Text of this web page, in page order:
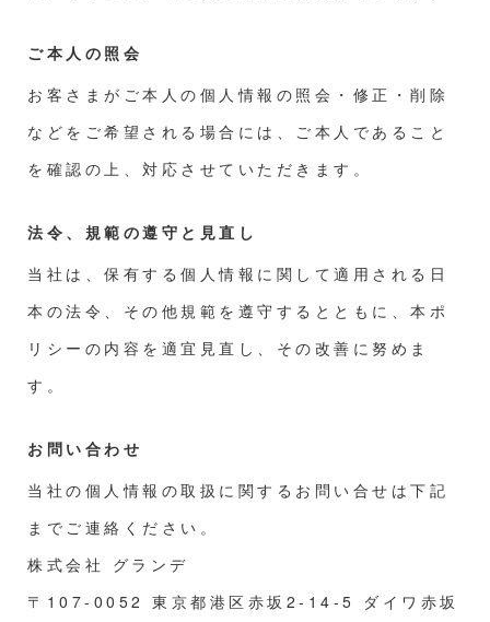
ご本人の照会
お客さまがご本人の個人情報の照会・修正・削除
などをご希望される場合には、ご本人であること
を確認の上、対応させていただきます。
法令、規範の遵守と見直し
当社は、保有する個人情報に関して適用される日
本の法令、その他規範を遵守するとともに、本ポ
リシーの内容を適宜見直し、その改善に努めま
す。
お問い合わせ
当社の個人情報の取扱に関するお問い合せは下記
までご連絡ください。
株式会社 グランデ
〒107-0052 東京都港区赤坂2-14-5 ダイワ赤坂